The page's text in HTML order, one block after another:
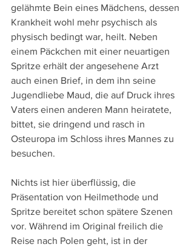
gelähmte Bein eines Mädchens, dessen
Krankheit wohl mehr psychisch als
physisch bedingt war, heilt. Neben
einem Päckchen mit einer neuartigen
Spritze erhält der angesehene Arzt
auch einen Brief, in dem ihn seine
Jugendliebe Maud, die auf Druck ihres
Vaters einen anderen Mann heiratete,
bittet, sie dringend und rasch in
Osteuropa im Schloss ihres Mannes zu
besuchen.
Nichts ist hier überflüssig, die
Präsentation von Heilmethode und
Spritze bereitet schon spätere Szenen
vor. Während im Original freilich die
Reise nach Polen geht, ist in der